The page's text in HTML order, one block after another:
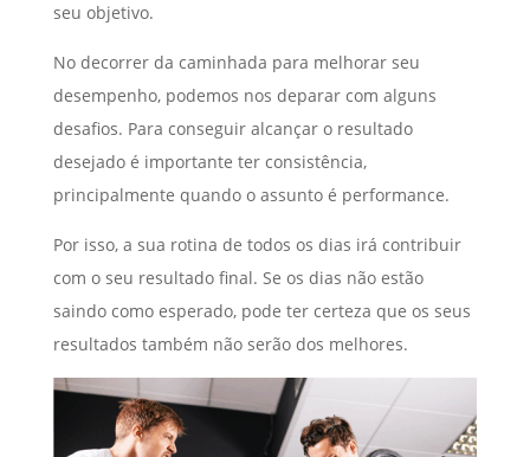
seu objetivo.
No decorrer da caminhada para melhorar seu
desempenho, podemos nos deparar com alguns
desafios. Para conseguir alcançar o resultado
desejado é importante ter consistência,
principalmente quando o assunto é performance.
Por isso, a sua rotina de todos os dias irá contribuir
com o seu resultado final. Se os dias não estão
saindo como esperado, pode ter certeza que os seus
resultados também não serão dos melhores.